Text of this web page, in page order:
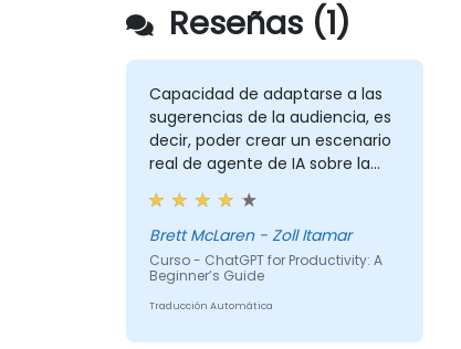
Reseñas (1)
Capacidad de adaptarse a las
sugerencias de la audiencia, es
decir, poder crear un escenario
real de agente de IA sobre la
marcha.
Brett McLaren - Zoll Itamar
Curso - ChatGPT for Productivity: A
Beginner’s Guide
Traducción Automática